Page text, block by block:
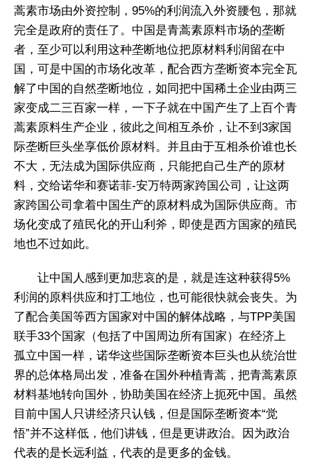
蒿素市场由外资控制，95%的利润流入外资腰包，那就
完全是政府的责任了。中国是青蒿素原料市场的垄断
者，至少可以利用这种垄断地位把原材料利润留在中
国，可是中国的市场化改革，配合西方垄断资本完全瓦
解了中国的自然垄断地位，如同把中国稀土企业由两三
家变成二三百家一样，一下子就在中国产生了上百个青
蒿素原料生产企业，彼此之间相互杀价，让不到3家国
际垄断巨头坐享低价原材料。并且由于互相杀价谁也长
不大，无法成为国际供应商，只能把自己生产的原材
料，交给诺华和赛诺菲-安万特两家跨国公司，让这两
家跨国公司拿着中国生产的原材料成为国际供应商。市
场化变成了殖民化的开山利斧，即使是西方国家的殖民
地也不过如此。
让中国人感到更加悲哀的是，就是连这种获得5%
利润的原料供应和打工地位，也可能很快就会丧失。为
了配合美国等西方国家对中国的解体战略，与TPP美国
联手33个国家（包括了中国周边所有国家）在经济上
孤立中国一样，诺华这些国际垄断资本巨头也从统治世
界的总体格局出发，准备在国外种植青蒿，把青蒿素原
材料基地转向国外，协助美国在经济上扼死中国。虽然
目前中国人只讲经济只认钱，但是国际垄断资本“觉
悟”并不这样低，他们讲钱，但是更讲政治。因为政治
代表的是长远利益，代表的是更多的金钱。